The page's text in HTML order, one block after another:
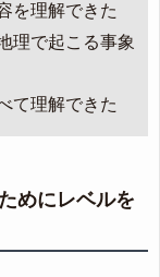
を理解できた
理で起こる事象
て理解できた
めにレベルを